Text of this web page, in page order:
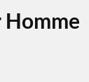
Homme